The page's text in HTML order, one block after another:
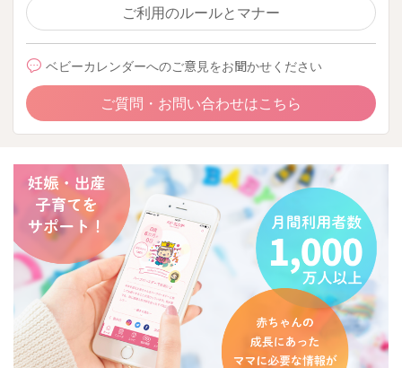
ご利用のルールとマナー
ベビーカレンダーへのご意見をお聞かせください
ご質問・お問い合わせはこちら